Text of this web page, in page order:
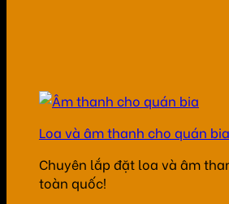
Loa và âm thanh cho quán bia
Chuyên lắp đặt loa và âm
toàn quốc!